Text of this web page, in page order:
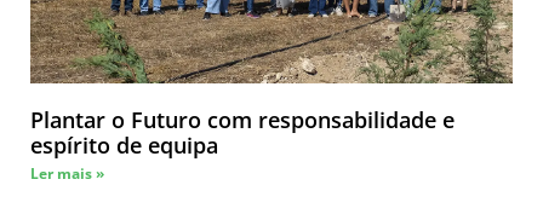
Plantar o Futuro com responsabilidade e
espírito de equipa
Ler mais »